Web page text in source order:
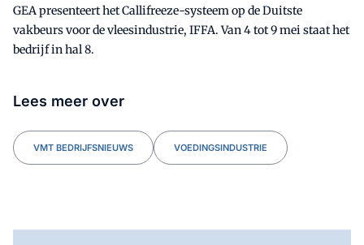
GEA presenteert het Callifreeze-systeem op de Duitste
vakbeurs voor de vleesindustrie, IFFA. Van 4 tot 9 mei staat het
bedrijf in hal 8.
Lees meer over
VMT BEDRIJFSNIEUWS VOEDINGSINDUSTRIE